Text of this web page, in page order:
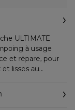
ULTIMATE
à usage
et répare, pour
lisses au
nuire aux
sébum, saleté